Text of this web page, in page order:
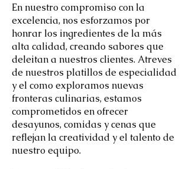
En nuestro compromiso con la
excelencia, nos esforzamos por
honrar los ingredientes de la más
alta calidad, creando sabores que
deleitan a nuestros clientes. Atreves
de nuestros platillos de especialidad
y el como exploramos nuevas
fronteras culinarias, estamos
comprometidos en ofrecer
desayunos, comidas y cenas que
reflejan la creatividad y el talento de
nuestro equipo.